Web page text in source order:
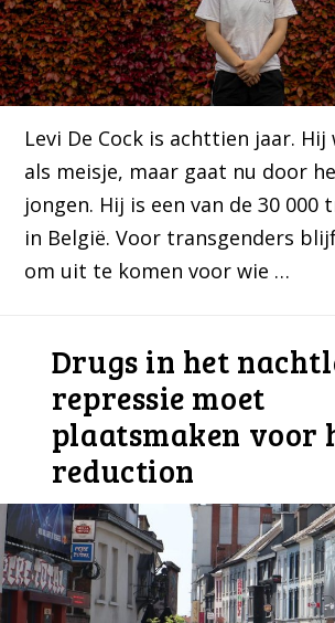
Levi De Cock is achttien jaar.
als meisje, maar gaat nu door
jongen. Hij is een van de 30 000
in België. Voor transgenders
om uit te komen voor wie …
Drugs in het
repressie moet
plaatsmaken voor
reduction